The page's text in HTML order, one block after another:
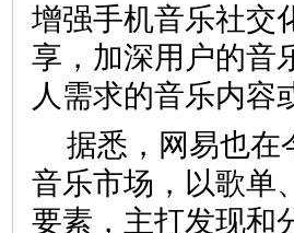
增强手机音乐社交
享，加深用户的音
人需求的音乐内容
据悉，网易也在
音乐市场，以歌单
要素，主打发现和